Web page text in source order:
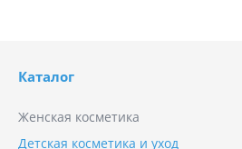
Каталог
Женская косметика
Детская косметика и уход